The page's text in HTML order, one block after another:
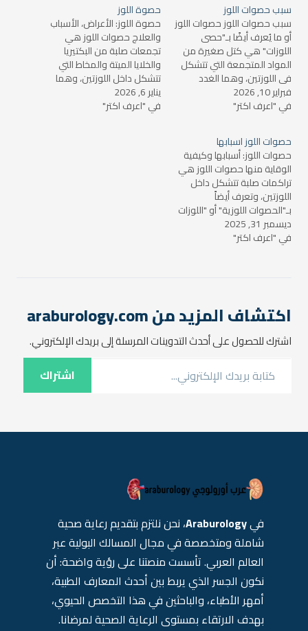
سبب حصوات اللوز
سبب حصوات اللوز حصوات اللوز
أو ما يُعرف أيضًا بـ"حصى
اللوزات" هي كتل صغيرة من
المواد المتجمعة التي تتشكل
في اللوزتين، وهما الغدد
الليمفاوية الموجودة في
مؤخرة الحلق. قد تكون هذه
بعض المشاكل الصحية مثل
الرائحة الكريهة للفم، التهاب
الحلق،…
فبراير 10, 2026
في "اعرف اكتر"
حصوة اللوز
حصوة اللوز: الأعراض، الأسباب
والعلاج حصوات اللوز هي
تجمعات صلبة من البكتيريا
والخلايا الميتة والمخاط التي
تتشكل داخل اللوزتين، وهما
الأعضاء الصغيرة التي تقع في
مؤخرة الحلق. على الرغم من أن
يناير 6, 2026
في "اعرف اكتر"
حصوات اللوز اسبابها
حصوات اللوز: أسبابها وكيفية
الوقاية منها حصوات اللوز هي
تراكمات صلبة تتشكل داخل
اللوزتين، وتعرف أيضاً
بـ"الحصوات اللوزية" أو "اللوزات
الصلبة". قد لا يشعر الكثيرون
بوجود هذه الحصوات في
هذا المقال، سنناقش…
ديسمبر 31, 2025
في "اعرف اكتر"
اكتشاف المزيد من araburology.com
اشترك للحصول على أحدث التدوينات المرسلة إلى بريدك الإلكتروني.
اشتراك
فيAraburology، نحن نلتزم بتقديم رعاية صحية
شاملة ومتخصصة في مجال المسالك البولية عبر
العالم العربي. تأسست منصتنا على رؤية واضحة: أن
نكون الجسر الذي يربط بين أحدث المعارف الطبية،
أمهر الأطباء، والباحثين في هذا التخصص الحيوي،
بهدف الارتقاء بمستوى الرعاية الصحية لمرضانا.